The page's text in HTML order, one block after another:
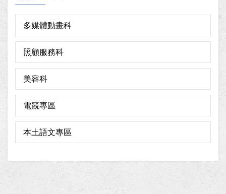
多媒體動畫科
照顧服務科
美容科
電競專區
本土語文專區